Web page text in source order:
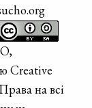
Creative
на всі